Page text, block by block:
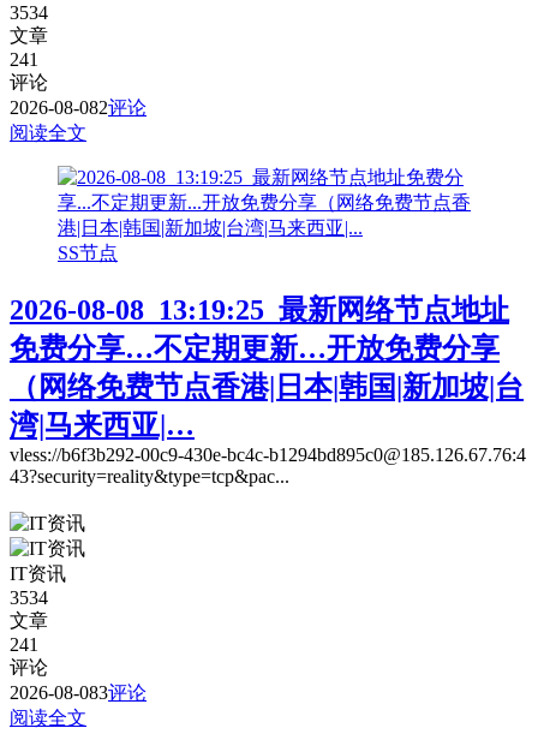
3534
文章
241
评论
2026-08-082评论
阅读全文
SS节点
2026-08-08_13:19:25_最新网络节点地址
免费分享…不定期更新…开放免费分享
（网络免费节点香港|日本|韩国|新加坡|台
湾|马来西亚|…
vless://b6f3b292-00c9-430e-bc4c-b1294bd895c0@185.126.67.76:4
43?security=reality&type=tcp&pac...
IT资讯
3534
文章
241
评论
2026-08-083评论
阅读全文